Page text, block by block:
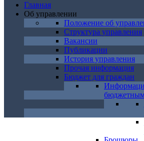
Главная
Об управлении
Положение об
Структура управления
Вакансии
Публикации
История управления
Прочая информация
Бюджет для граждан